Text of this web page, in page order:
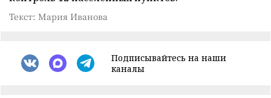
Текст: Мария Иванова
Подписывайтесь на наши
каналы